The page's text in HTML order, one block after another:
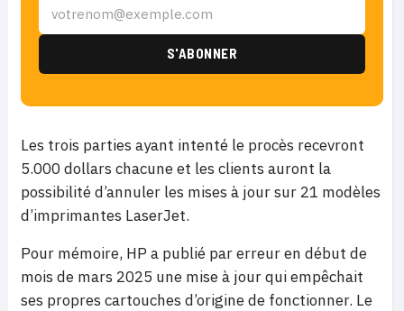
Les trois parties ayant intenté le procès recevront
5.000 dollars chacune et les clients auront la
possibilité d’annuler les mises à jour sur 21 modèles
d’imprimantes LaserJet.
Pour mémoire, HP a publié par erreur en début de
mois de mars 2025 une mise à jour qui empêchait
ses propres cartouches d’origine de fonctionner. Le